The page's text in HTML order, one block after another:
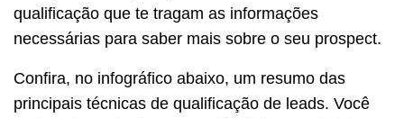
qualificação que te tragam as informações
necessárias para saber mais sobre o seu prospect.
Confira, no infográfico abaixo, um resumo das
principais técnicas de qualificação de leads. Você